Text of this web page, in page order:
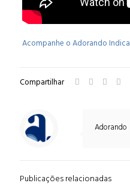
Acompanhe o Adorando Indica
Compartilhar
Adorando
Publicações relacionadas